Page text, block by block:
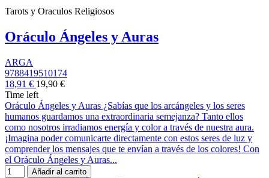
Tarots y Oraculos Religiosos
Oráculo Ángeles y Auras
ARGA
9788419510174
18,91 € 19,90 €
Time left
Oráculo Ángeles y Auras ¿Sabías que los arcángeles y los seres
humanos guardamos una extraordinaria semejanza? Tanto ellos
como nosotros irradiamos energía y color a través de nuestra aura.
¡Imagina poder comunicarte directamente con estos seres de luz y
comprender los mensajes que te envían a través de los colores! Con
el Oráculo Ángeles y Auras...
Añadir al carrito